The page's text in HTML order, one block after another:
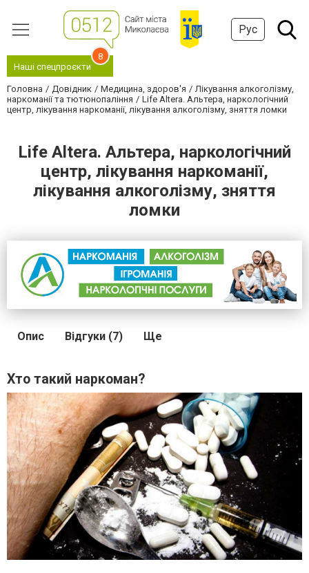
Рус
Наші спецпроєкти
8
Головна Довідник Медицина, здоров'я
Лікування алкоголізму,
наркоманії та тютюнопаління
Life Altera. Альтера, наркологічний
центр, лікування наркоманії, лікування алкоголізму, зняття ломки
Life Altera. Альтера, наркологічний
центр, лікування наркоманії,
лікування алкоголізму, зняття
ломки
Опис Відгуки (7) Ще
Хто такий наркоман?